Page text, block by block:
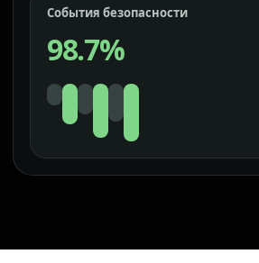
События безопасности
98.7%